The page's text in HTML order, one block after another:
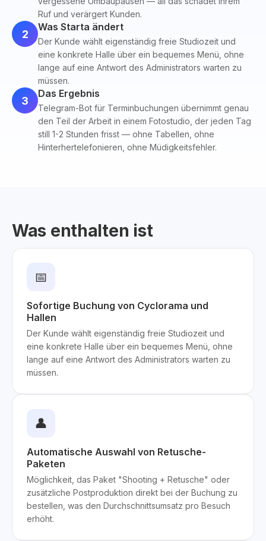
Ruf und verärgert Kunden.
2
Was Starta ändert
Der Kunde wählt eigenständig freie Studiozeit und
eine konkrete Halle über ein bequemes Menü, ohne
lange auf eine Antwort des Administrators warten zu
müssen.
3
Das Ergebnis
Telegram-Bot für Terminbuchungen übernimmt genau
den Teil der Arbeit in einem Fotostudio, der jeden Tag
still 1-2 Stunden frisst — ohne Tabellen, ohne
Hinterhertelefonieren, ohne Müdigkeitsfehler.
Was enthalten ist
📅
Sofortige Buchung von Cyclorama und
Hallen
Der Kunde wählt eigenständig freie Studiozeit und
eine konkrete Halle über ein bequemes Menü, ohne
lange auf eine Antwort des Administrators warten zu
müssen.
👤
Automatische Auswahl von Retusche-
Paketen
Möglichkeit, das Paket "Shooting + Retusche" oder
zusätzliche Postproduktion direkt bei der Buchung zu
bestellen, was den Durchschnittsumsatz pro Besuch
erhöht.